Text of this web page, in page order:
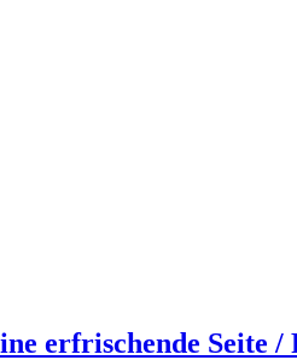
erfrischende Seite